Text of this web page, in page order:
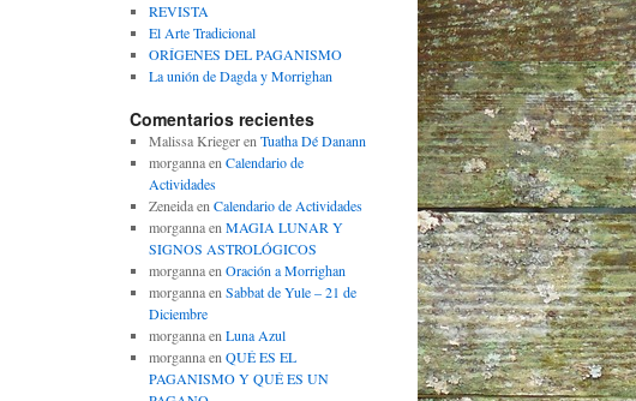
REVISTA
El Arte Tradicional
ORÍGENES DEL PAGANISMO
La unión de Dagda y Morrighan
Comentarios recientes
Malissa Kriegeren Tuatha Dé Danann
morgannaen Calendario de
Actividades
Zeneidaen Calendario de Actividades
morgannaen MAGIA LUNAR Y
SIGNOS ASTROLÓGICOS
morgannaen Oración a Morrighan
morgannaen Sabbat de Yule – 21 de
Diciembre
morgannaen Luna Azul
morgannaen QUÉ ES EL
PAGANISMO Y QUÉ ES UN